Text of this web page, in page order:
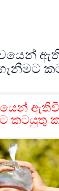
කටයුතු